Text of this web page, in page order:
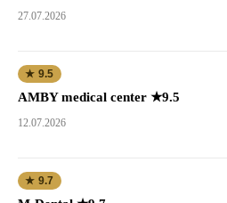
27.07.2026
★ 9.5
AMBY medical center ★9.5
12.07.2026
★ 9.7